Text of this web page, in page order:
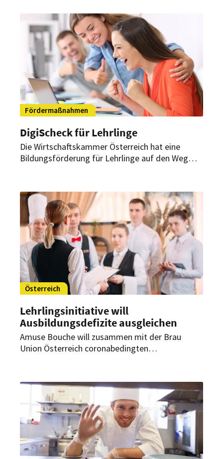
Ausbildung vor.
Fördermaßnahmen
DigiScheck für Lehrlinge
Die Wirtschaftskammer Österreich hat eine
Bildungsförderung für Lehrlinge auf den Weg
DigiScheck kann ab sofort beantragt werden.
Österreich
Lehrlingsinitiative will
Ausbildungsdefizite ausgleichen
Amuse Bouche will zusammen mit der Brau
Union Österreich coronabedingten
Prüfungsvorbereitung durch Fachexperten
geboten.